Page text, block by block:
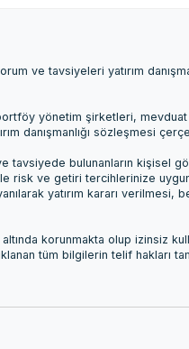
ve tavsiyeleri yatırım
portföy yönetim şirketleri,
danışmanlığı sözleşmesi
tavsiyede bulunanların kişisel
risk ve getiri tercihlerinize
yatırım kararı verilmesi,
korunmakta olup izinsiz
tüm bilgilerin telif hakları